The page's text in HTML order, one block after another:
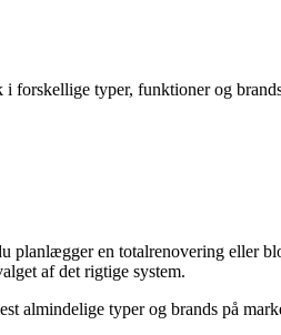
typer, funktioner og
planlægger en totalrenovering eller
af det rigtige system.
almindelige typer og brands på